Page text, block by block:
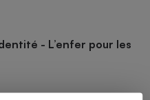
- L’enfer pour les